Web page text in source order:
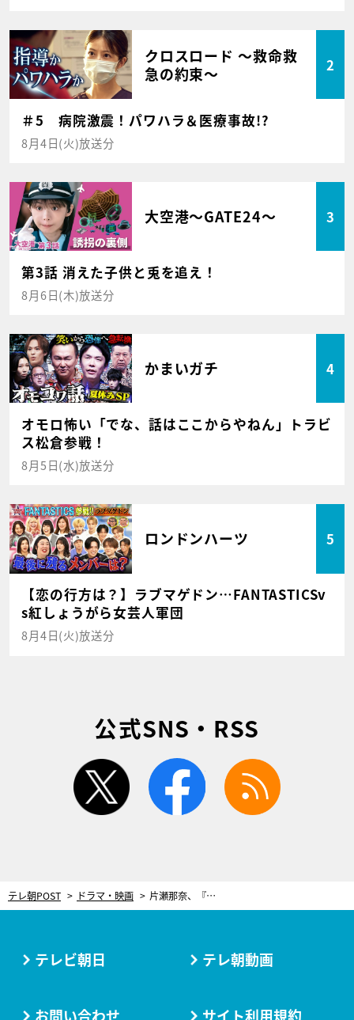
クロスロード ～救命救
急の約束～
2
＃5 病院激震！パワハラ＆医療事故!?
8月4日(火)放送分
大空港～GATE24～ 3
第3話 消えた子供と兎を追え！
8月6日(木)放送分
かまいガチ 4
オモロ怖い「でな、話はここからやねん」トラビ
ス松倉参戦！
8月5日(水)放送分
ロンドンハーツ 5
【恋の行方は？】ラブマゲドン…FANTASTICSv
s紅しょうがら女芸人軍団
8月4日(火)放送分
公式SNS・RSS
twitter facebook
テレ朝POST ドラマ・映画 片瀬那奈、『捜査一課長』最終回で銀座のママに！「銀座の女は口が堅い」
テレビ朝日 テレ朝動画
お問い合わせ サイト利用規約